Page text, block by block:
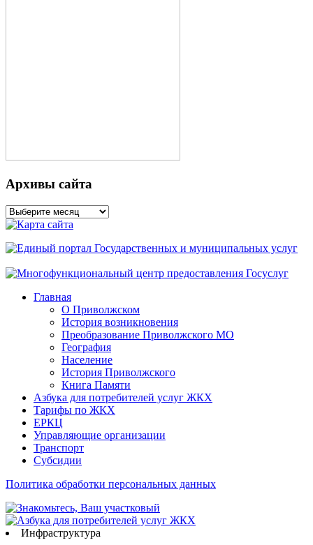
Архивы сайта
Архивы
сайта
Главная
О Приволжском
История возникновения
Преобразование Приволжского МО
География
Население
История Приволжского
Книга Памяти
Азбука для потребителей услуг ЖКХ
Тарифы по ЖКХ
ЕРКЦ
Управляющие организации
Транспорт
Субсидии
Политика обработки персональных данных
Инфраструктура